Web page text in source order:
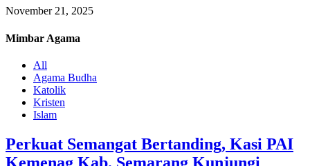
November 21, 2025
Mimbar Agama
All
Agama Budha
Katolik
Kristen
Islam
Perkuat Semangat Bertanding, Kasi PAI